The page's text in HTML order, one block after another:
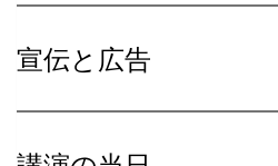
宣伝と広告